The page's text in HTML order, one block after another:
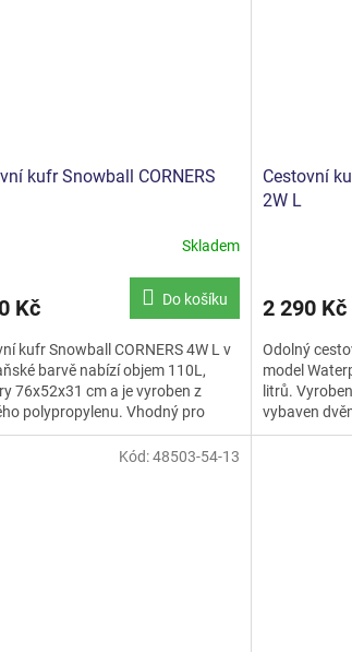
kufr Snowball CORNERS
Skladem
Kč Do košíku
kufr Snowball CORNERS 4W L v
barvě nabízí objem 110L,
76x52x31 cm a je vyroben z
polypropylenu. Vhodný pro
cestovatele díky TSA zámku...
Cestovní
2W L
2 290 Kč
Odolný
model
litrů.
vybaven
rukojetí.
Kód:48503-54-13